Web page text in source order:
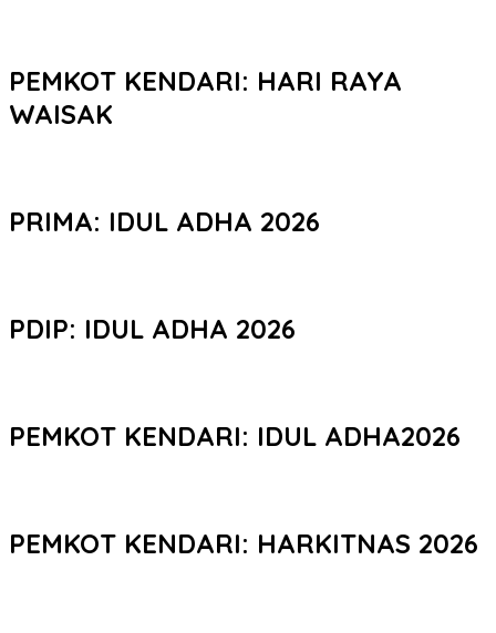
PEMKOT KENDARI: HARI RAYA
WAISAK
PRIMA: IDUL ADHA 2026
PDIP: IDUL ADHA 2026
PEMKOT KENDARI: IDUL ADHA2026
PEMKOT KENDARI: HARKITNAS 2026